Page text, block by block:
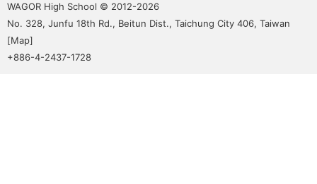
WAGOR High School © 2012-2026
No. 328, Junfu 18th Rd., Beitun Dist., Taichung City 406, Taiwan
[Map]
+886-4-2437-1728